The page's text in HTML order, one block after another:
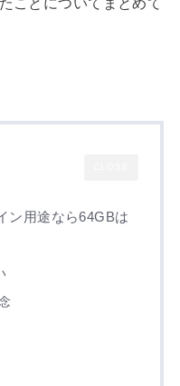
ン用途なら64GBは